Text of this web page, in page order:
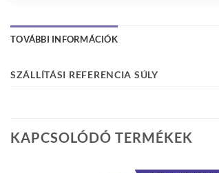
TOVÁBBI INFORMÁCIÓK
SZÁLLÍTÁSI REFERENCIA SÚLY
KAPCSOLÓDÓ TERMÉKEK